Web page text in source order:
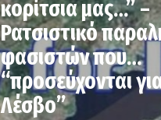
κορίτσια μας…” –
Ρατσιστικό
φασιστών που…
“προσεύχονται
Λέσβο”